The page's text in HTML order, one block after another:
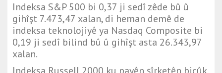
Indeksa S&P 500 bi 0,37 ji sedî zêde bû û
gihîşt 7.473,47 xalan, di heman demê de
indeksa teknolojiyê ya Nasdaq Composite bi
0,19 ji sedî bilind bû û gihîşt asta 26.343,97
xalan.